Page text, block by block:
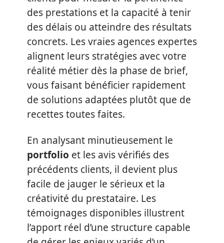
des prestations et la capacité à tenir
des délais ou atteindre des résultats
concrets. Les vraies agences expertes
alignent leurs stratégies avec votre
réalité métier dès la phase de brief,
vous faisant bénéficier rapidement
de solutions adaptées plutôt que de
recettes toutes faites.
En analysant minutieusement le
portfolio et les avis vérifiés des
précédents clients, il devient plus
facile de jauger le sérieux et la
créativité du prestataire. Les
témoignages disponibles illustrent
l’apport réel d’une structure capable